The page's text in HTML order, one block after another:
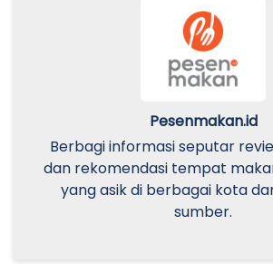
Pesenmakan.id
Berbagi informasi seputar
dan rekomendasi tempat
yang asik di berbagai kota
sumber.